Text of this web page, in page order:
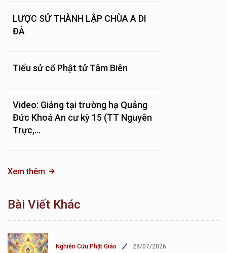
LƯỢC SỬ THÀNH LẬP CHÙA A DI
ĐÀ
Tiểu sử cố Phật tử Tâm Biên
Video: Giảng tại trường hạ Quảng
Đức Khoá An cư kỳ 15 (TT Nguyên
Trực,...
Xem thêm
Bài Viết Khác
Nghiên Cứu Phật Giáo 28/07/2026